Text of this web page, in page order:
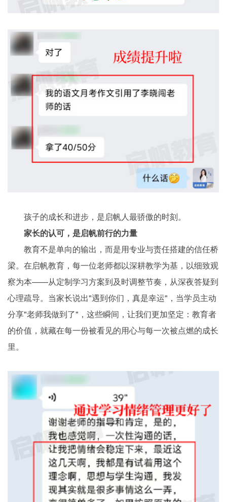
孩子的成长和进步，是启帆人最骄傲的时刻。
家长的认可，是启帆前行的力量
教育不是单向的输出，而是用专业与责任搭建的信任桥
梁。在启帆教育，每一位老师都以深耕教学为基，以细致观
察为本——从定制学习方案到及时调整节奏，从深夜答疑到
心理疏导。当家长说出"遇到你们，真是幸运"，当学员主动
分享"老师我做到了"，这些瞬间，让我们更加坚定：教育者
的价值，就藏在每一份被看见的用心与每一次被点燃的成长
里。